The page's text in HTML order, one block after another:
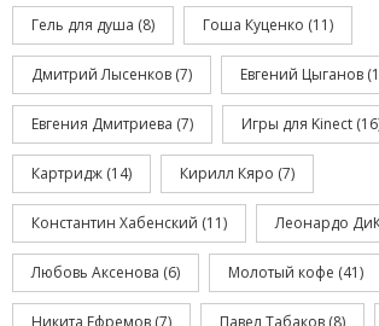
Гель для душа (8) Гоша Куценко (11)
Дмитрий Лысенков (7) Евгений Цыганов
Евгения Дмитриева (7) Игры для Kinect
Картридж (14) Кирилл Кяро (7)
Константин Хабенский (11) Леонардо
Любовь Аксенова (6) Молотый кофе (41)